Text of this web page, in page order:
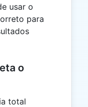
usar o
para
o
total